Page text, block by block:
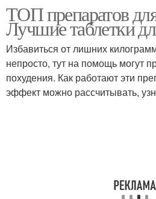
ТОП препаратов
Лучшие таблетки
Избавиться от лишних
непросто, тут на помощь могут
похудения. Как работают эти
эффект можно рассчитывать,